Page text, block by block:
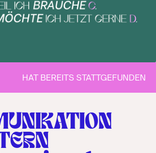
HAT BEREITS STATTGEFUNDEN
HAT BEREITS STATTGEFUNDEN